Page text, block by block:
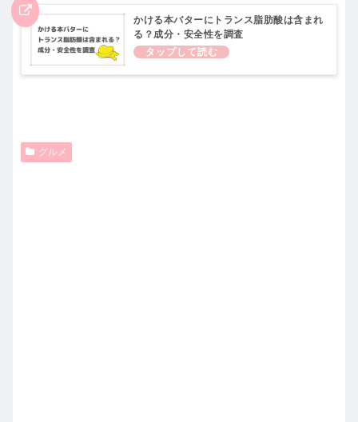
かける本バターにトランス脂肪酸は含まれ
る？成分・安全性を調査
グルメ